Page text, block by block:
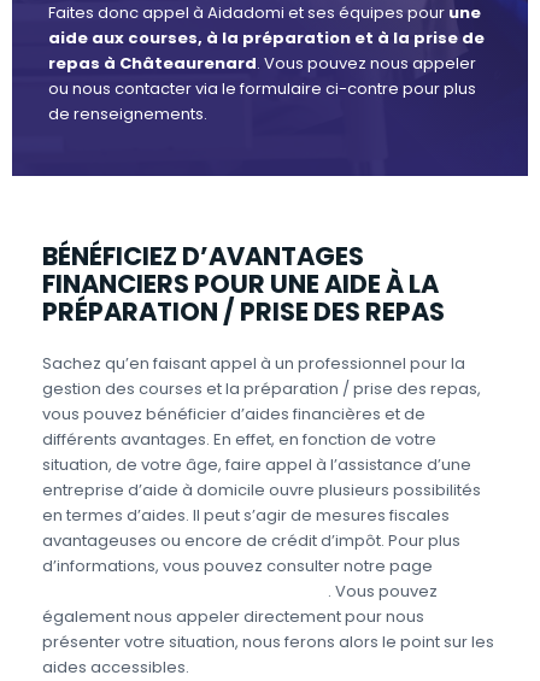
Faites donc appel à Aidadomi et ses équipes pour une
aide aux courses, à la préparation et à la prise de
repas à Châteaurenard. Vous pouvez nous appeler
ou nous contacter via le formulaire ci-contre pour plus
de renseignements.
BÉNÉFICIEZ D’AVANTAGES
FINANCIERS POUR UNE AIDE À LA
PRÉPARATION / PRISE DES REPAS
Sachez qu’en faisant appel à un professionnel pour la
gestion des courses et la préparation / prise des repas,
vous pouvez bénéficier d’aides financières et de
différents avantages. En effet, en fonction de votre
situation, de votre âge, faire appel à l’assistance d’une
entreprise d’aide à domicile ouvre plusieurs possibilités
en termes d’aides. Il peut s’agir de mesures fiscales
avantageuses ou encore de crédit d’impôt. Pour plus
d’informations, vous pouvez consulter notre page
. Vous pouvez
également nous appeler directement pour nous
présenter votre situation, nous ferons alors le point sur les
aides accessibles.